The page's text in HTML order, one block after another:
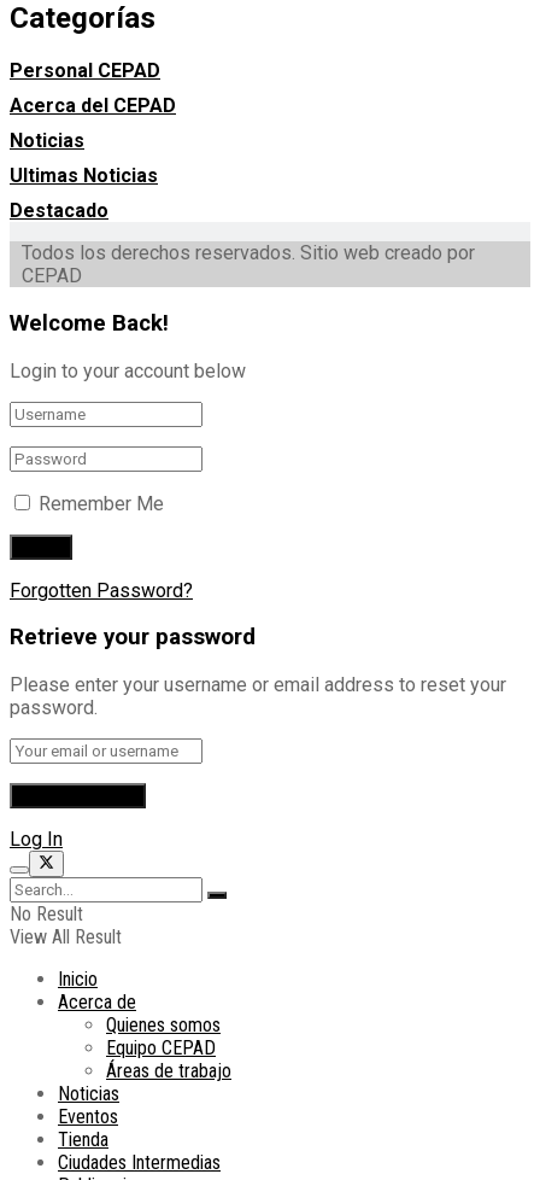
Categorías
Personal CEPAD
Acerca del CEPAD
Noticias
Ultimas Noticias
Destacado
Todos los derechos reservados. Sitio web creado por
CEPAD
Welcome Back!
Login to your account below
Remember Me
Forgotten Password?
Retrieve your password
Please enter your username or email address to reset your
password.
Log In
No Result
View All Result
Inicio
Acerca de
Quienes somos
Equipo CEPAD
Áreas de trabajo
Noticias
Eventos
Tienda
Ciudades Intermedias